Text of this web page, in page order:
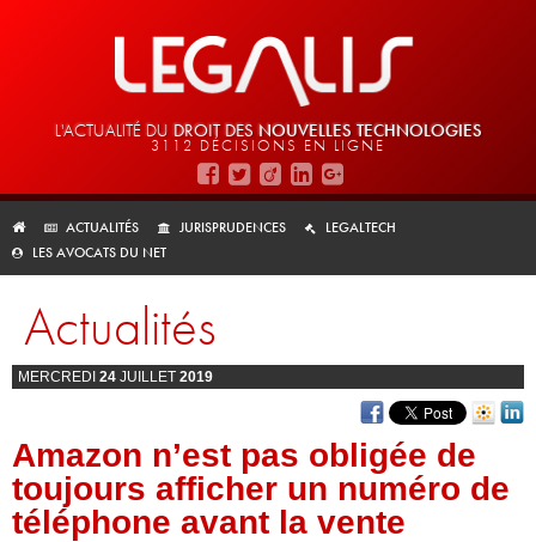
L'ACTUALITÉ DU DROIT DES NOUVELLES TECHNOLOGIES
3112 DÉCISIONS EN LIGNE
ACTUALITÉS JURISPRUDENCES
LEGALTECH
LES AVOCATS DU NET
Actualités
MERCREDI 24 JUILLET 2019
Amazon n’est pas obligée de
toujours afficher un numéro de
téléphone avant la vente